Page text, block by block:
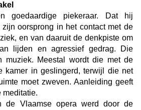
goedaardige piekeraar. Dat hij
oorsprong in het contact met de
en van daaruit de denkpiste om
lijden en agressief gedrag. Die
muziek. Meestal wordt die met de
kamer in geslingerd, terwijl die net
moet zweven. Aanleiding geeft
meditatie.
de Vlaamse opera werd door de